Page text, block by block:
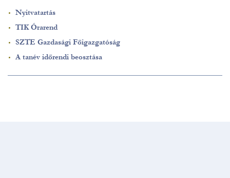
Nyitvatartás
TIK Órarend
SZTE Gazdasági Főigazgatóság
A tanév időrendi beosztása